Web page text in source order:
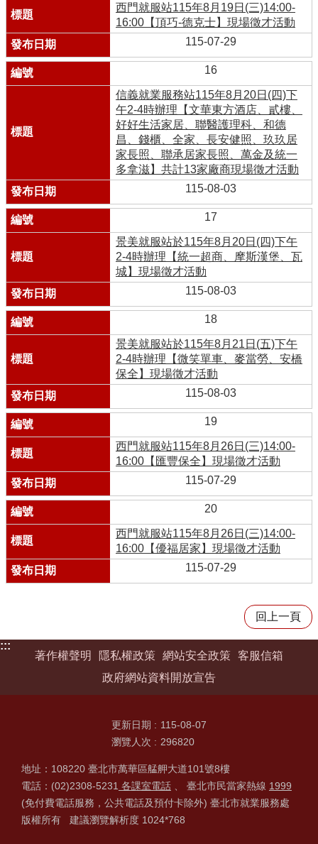
西門就服站115年8月19日(三)14:00-
16:00【頂巧-德克士】現場徵才活動
115-07-29
16
信義就業服務站115年8月20日(四)下
午2-4時辦理【文華東方酒店、貳樓、
好好生活家居、聯醫護理科、和德
昌、錢櫃、全家、長安健照、玖玖居
家長照、聯承居家長照、萬金及統一
多拿滋】共計13家廠商現場徵才活動
115-08-03
17
景美就服站於115年8月20日(四)下午
2-4時辦理【統一超商、摩斯漢堡、瓦
城】現場徵才活動
115-08-03
18
景美就服站於115年8月21日(五)下午
2-4時辦理【微笑單車、麥當勞、安橋
保全】現場徵才活動
115-08-03
19
西門就服站115年8月26日(三)14:00-
16:00【匯豐保全】現場徵才活動
115-07-29
20
西門就服站115年8月26日(三)14:00-
16:00【優福居家】現場徵才活動
115-07-29
回上一頁
:::
著作權聲明
隱私權政策 網站安全政策 客服信箱
政府網站資料開放宣告
更新日期
115-08-07
瀏覽人次
296820
地址：108220 臺北市萬華區艋舺大道101號8樓
電話：(02)2308-5231 各課室電話 、 臺北市民當家熱線 1999
(免付費電話服務，公共電話及預付卡除外) 臺北市就業服務處
版權所有 建議瀏覽解析度 1024*768